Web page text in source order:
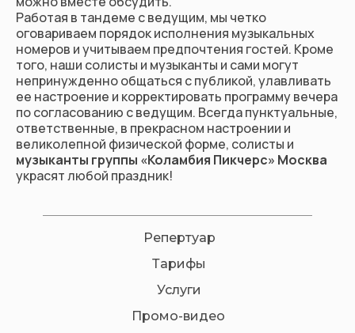
Работая в тандеме с ведущим, мы четко
оговариваем порядок исполнения музыкальных
номеров и учитываем предпочтения гостей. Кроме
того, наши солисты и музыканты и сами могут
непринужденно общаться с публикой, улавливать
ее настроение и корректировать программу вечера
по согласованию с ведущим. Всегда пунктуальные,
ответственные, в прекрасном настроении и
великолепной физической форме, солисты и
музыканты группы «Коламбия Пикчерс» Москва
украсят любой праздник!
Промо-видео
Репертуар
Тарифы
Услуги